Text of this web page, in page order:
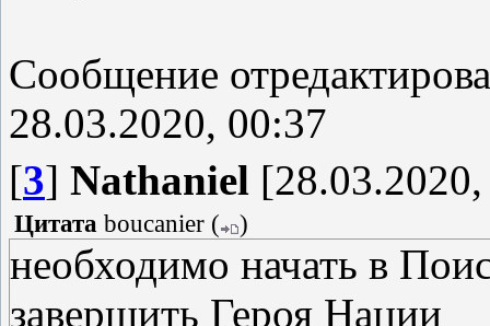
Сообщение
28.03.2020, 00:37
[3] Nathaniel
Цитата boucanier ( )
необходимо начать в
завершить Героя Нации